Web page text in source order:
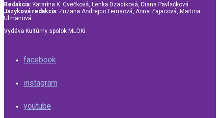
Redakcia: Katarína K. Cvečková, Lenka Dzadíková, Diana Pavlačková
Jazyková redakcia: Zuzana Andrejco Ferusová, Anna Zajacová, Martina
Ulmanová
Vydáva Kultúrny spolok MLOKi.
facebook
instagram
youtube